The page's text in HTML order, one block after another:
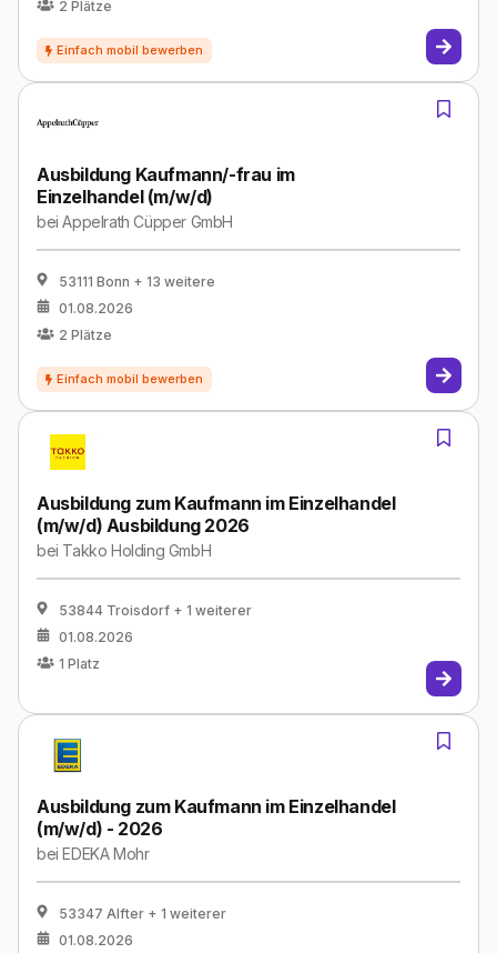
2 Plätze
Ausbildung Kaufmann/-frau im
Einzelhandel (m/w/d)
beiAppelrath Cüpper GmbH
53111 Bonn + 13 weitere
01.08.2026
2 Plätze
Ausbildung zum Kaufmann im Einzelhandel
(m/w/d) Ausbildung 2026
bei Takko Holding GmbH
53844 Troisdorf + 1 weiterer
01.08.2026
1 Platz
Ausbildung zum Kaufmann im Einzelhandel
(m/w/d) - 2026
beiEDEKA Mohr
53347 Alfter + 1 weiterer
01.08.2026